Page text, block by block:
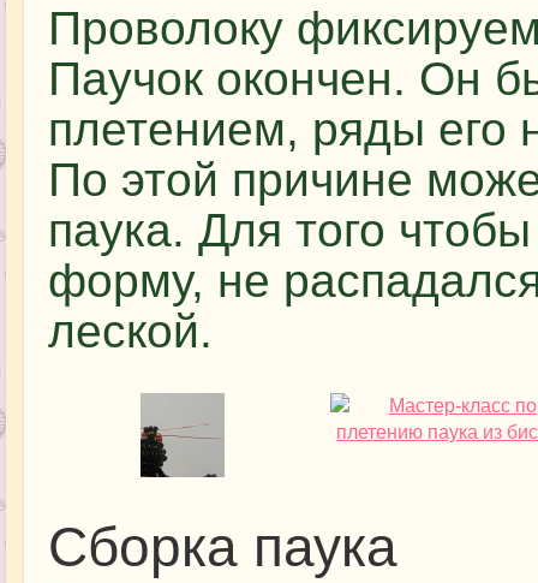
Проволоку
Паучок окончен. Он
плетением, ряды его
По этой причине
паука. Для того
форму, не
леской.
Сборка паука